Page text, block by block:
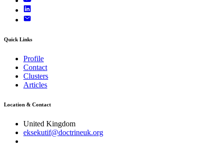
Quick Links
Profile
Contact
Clusters
Articles
Location & Contact
United Kingdom
eksekutif@doctrineuk.org